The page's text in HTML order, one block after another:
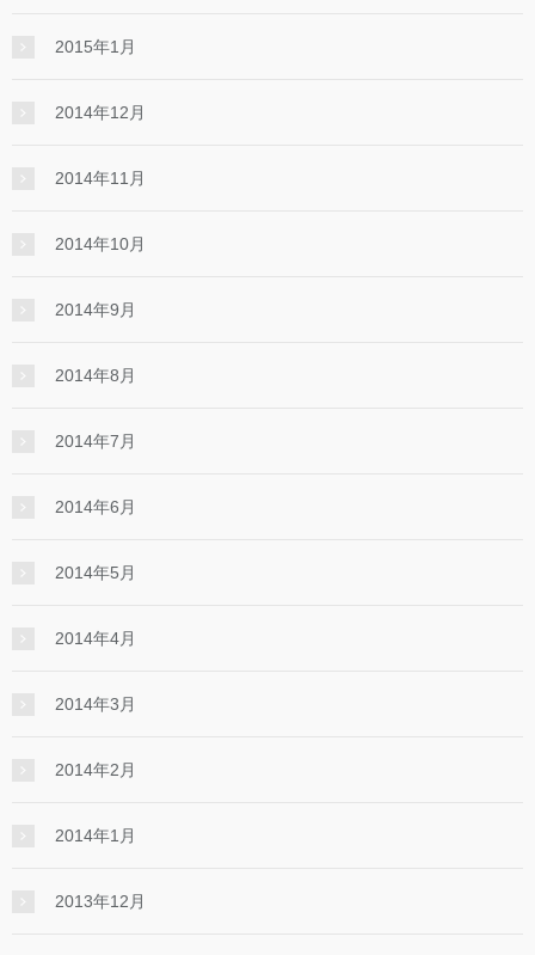
2015年1月
2014年12月
2014年11月
2014年10月
2014年9月
2014年8月
2014年7月
2014年6月
2014年5月
2014年4月
2014年3月
2014年2月
2014年1月
2013年12月